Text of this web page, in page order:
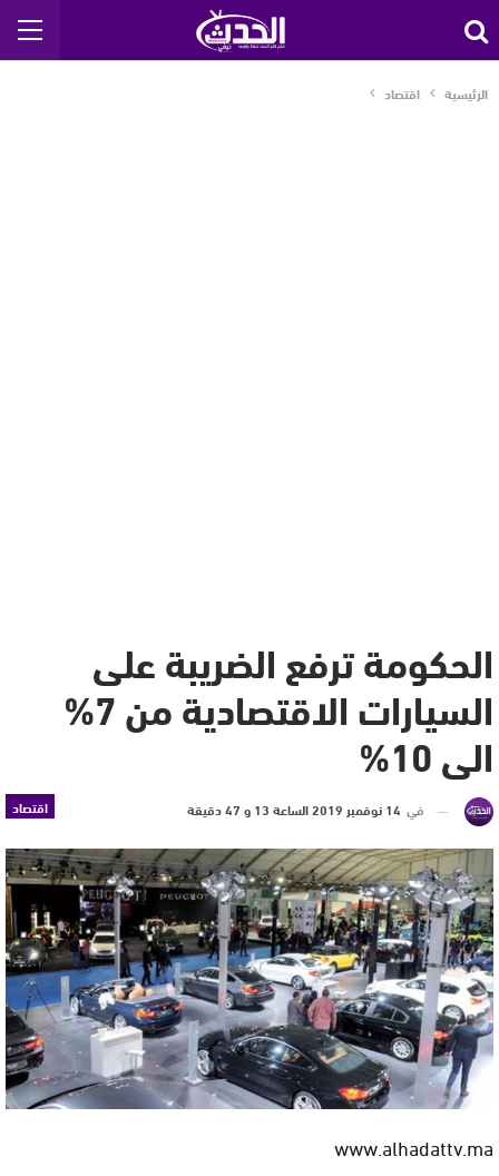
الرئيسية اقتصاد
الحكومة ترفع الضريبة على
السيارات الاقتصادية من 7%
الى 10%
اقتصاد في 14 نوفمبر 2019 الساعة 13 و 47 دقيقة
www.alhadattv.ma